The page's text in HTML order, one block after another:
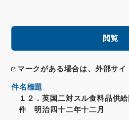
閲覧
マークがある場合は、外部サイ
件名標題
１２．英国二対スル食料品供
件 明治四十二年十二月